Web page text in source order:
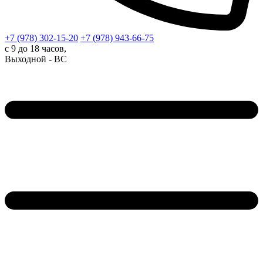
+7 (978) 302-15-20 +7 (978) 943-66-75
с 9 до 18 часов,
Выходной - ВС